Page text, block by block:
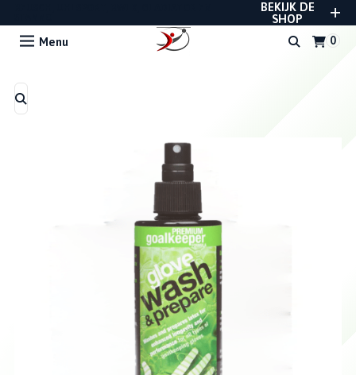
BEKIJK DE
SHOP
Menu